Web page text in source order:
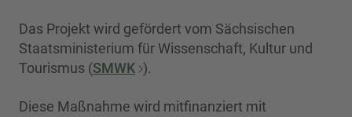
Das Projekt wird gefördert vom Sächsischen
Staatsministerium für Wissenschaft, Kultur und
Tourismus (SMWK ).
Diese Maßnahme wird mitfinanziert mit